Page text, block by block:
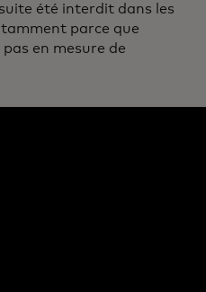
été interdit dans les
parce que
en mesure de